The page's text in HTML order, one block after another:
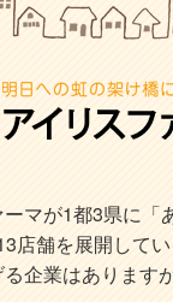
マが1都3県に
店舗を展開してい
企業はあります